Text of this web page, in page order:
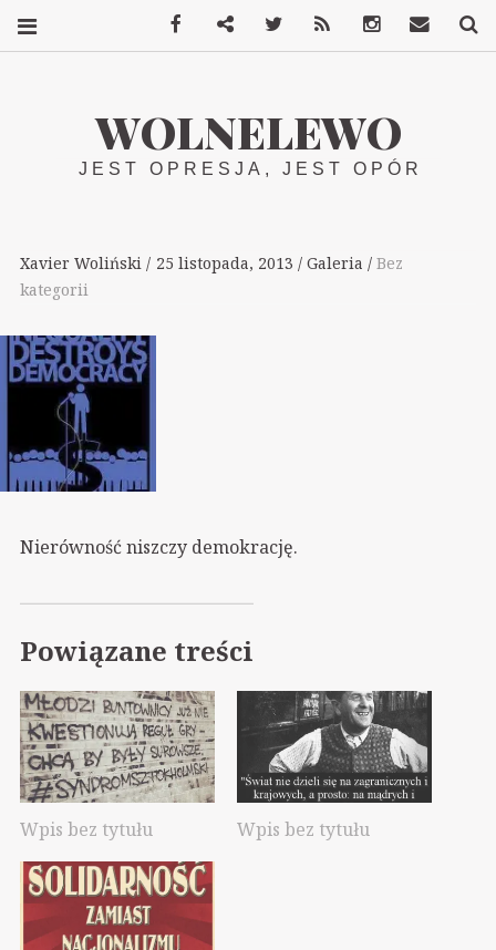
WOLNELEWO
JEST OPRESJA, JEST OPÓR
Xavier Woliński 25 listopada, 2013 Galeria Bez
kategorii
Nierówność niszczy demokrację.
Powiązane treści
Wpis bez tytułu Wpis bez tytułu
FacebookMastodonTwitter InstagramKontakt